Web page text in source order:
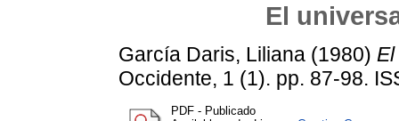
El
García Daris, Liliana (1980)
Occidente, 1 (1). pp. 87-98.
PDF - Publicado